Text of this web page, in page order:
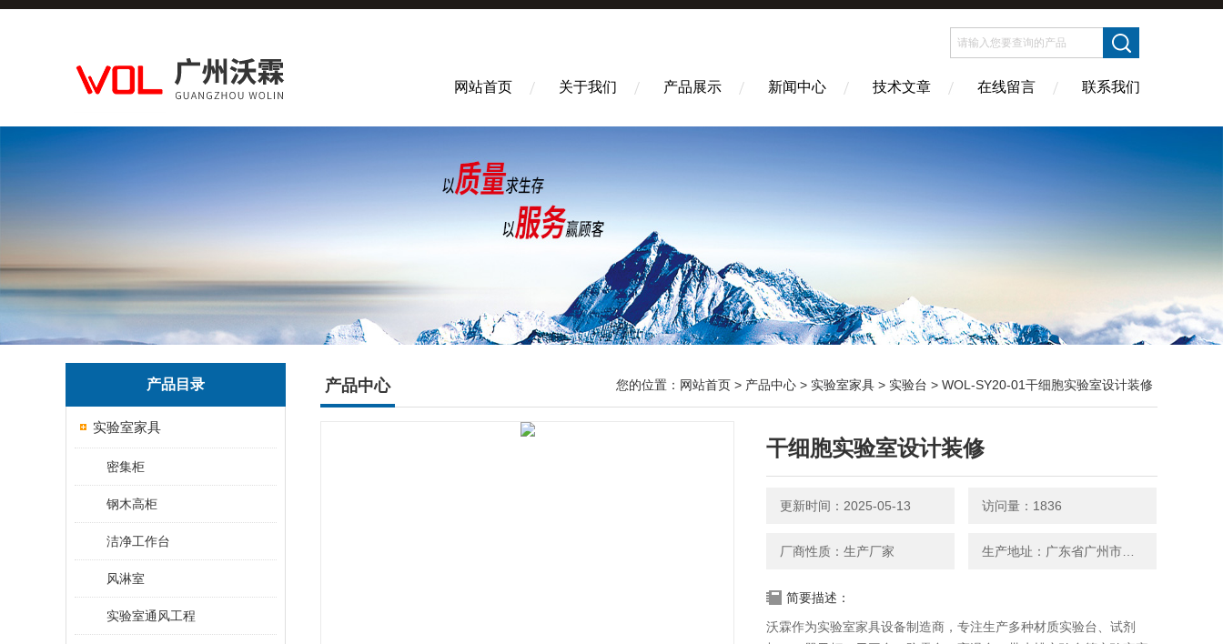
网站首页 关于我们 产品展示 新闻中心 技术文章 在线留言 联系我们
产品目录
实验室家具
密集柜
钢木高柜
洁净工作台
风淋室
实验室通风工程
产品中心 您的位置： 网站首页 > 产品中心 > 实验室家具 > 实验台 > WOL-SY20-01干细胞实验室设计装修
干细胞实验室设计装修
更新时间：2025-05-13 访问量：1836
厂商性质：生产厂家
简要描述：
沃霖作为实验室家具设备制造商，专注生产多种材质实验台、试剂